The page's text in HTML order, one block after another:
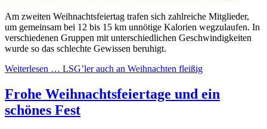
Am zweiten Weihnachtsfeiertag trafen sich zahlreiche Mitglieder,
um gemeinsam bei 12 bis 15 km unnötige Kalorien wegzulaufen. In
verschiedenen Gruppen mit unterschiedlichen Geschwindigkeiten
wurde so das schlechte Gewissen beruhigt.
Weiterlesen … LSG’ler auch an Weihnachten fleißig
Frohe Weihnachtsfeiertage und ein
schönes Fest